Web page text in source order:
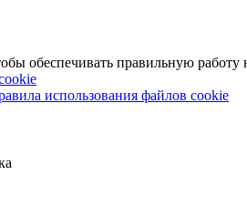
обеспечивать правильную работу
использования файлов cookie